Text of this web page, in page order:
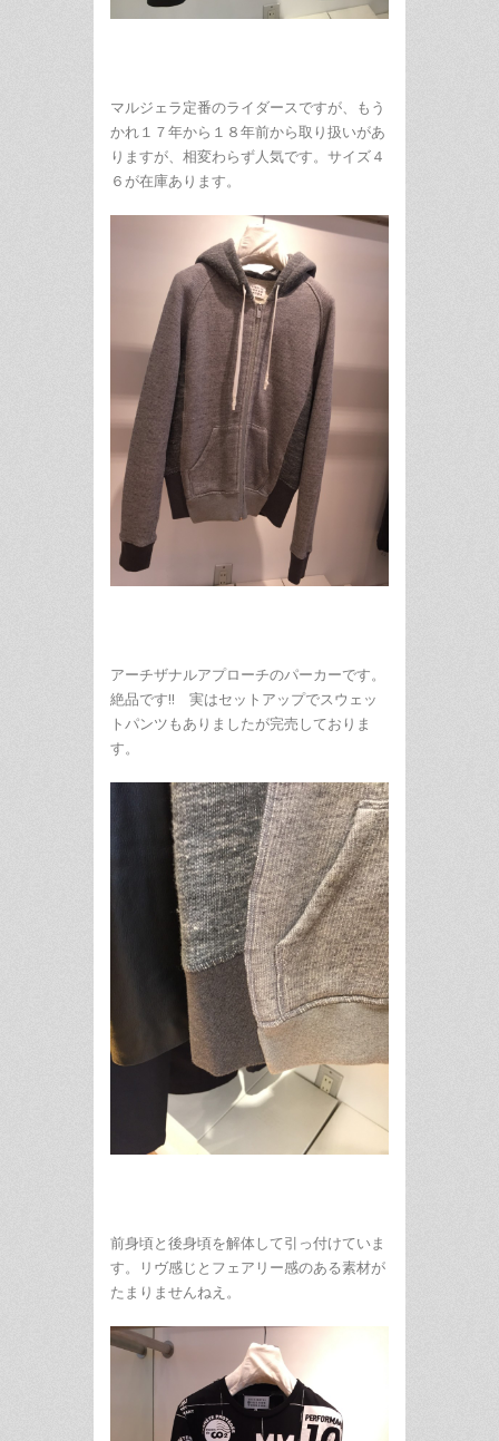
マルジェラ定番のライダースですが、もう
かれ１７年から１８年前から取り扱いがあ
りますが、相変わらず人気です。サイズ４
６が在庫あります。
アーチザナルアプローチのパーカーです。
絶品です!! 実はセットアップでスウェッ
トパンツもありましたが完売しておりま
す。
前身頃と後身頃を解体して引っ付けていま
す。リヴ感じとフェアリー感のある素材が
たまりませんねえ。